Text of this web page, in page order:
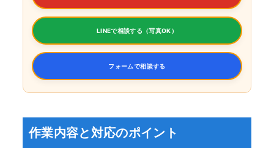
LINEで相談する（写真OK）
フォームで相談する
作業内容と対応のポイント